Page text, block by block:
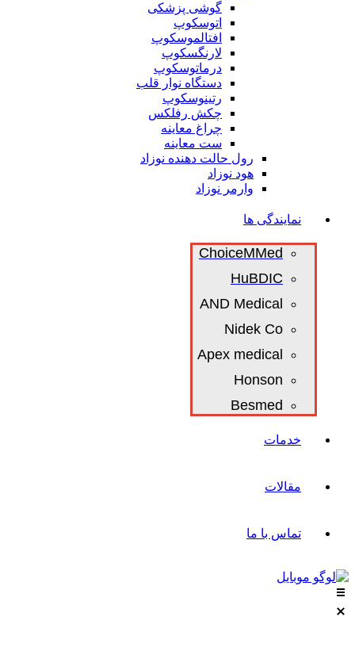
گوشی پزشکی
اتوسکوپ
افتالموسکوپ
لارنگسکوپ
درماتوسکوپ
دستگاه نوار قلب
رتینوسکوپ
چکش رفلکس
چراغ معاینه
ست معاینه
رول حالت دهنده نوزاد
هود نوزاد
وارمر نوزاد
نمایندگی ها
ChoiceMMed
HuBDIC
AND Medical
Nidek Co
Apex medical
Honson
Besmed
خدمات
مقالات
تماس با ما